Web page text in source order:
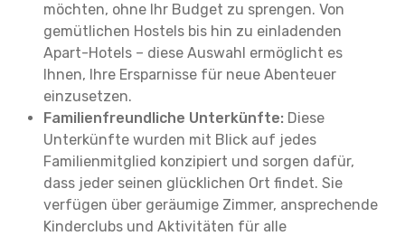
möchten, ohne Ihr Budget zu sprengen. Von
gemütlichen Hostels bis hin zu einladenden
Apart-Hotels – diese Auswahl ermöglicht es
Ihnen, Ihre Ersparnisse für neue Abenteuer
einzusetzen.
Familienfreundliche Unterkünfte: Diese
Unterkünfte wurden mit Blick auf jedes
Familienmitglied konzipiert und sorgen dafür,
dass jeder seinen glücklichen Ort findet. Sie
verfügen über geräumige Zimmer, ansprechende
Kinderclubs und Aktivitäten für alle